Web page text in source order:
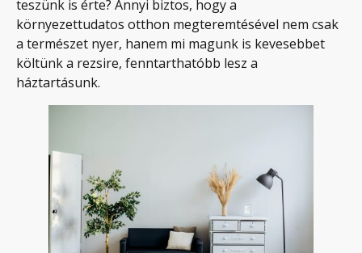
teszünk is érte? Annyi biztos, hogy a
környezettudatos otthon megteremtésével nem csak
a természet nyer, hanem mi magunk is kevesebbet
költünk a rezsire, fenntarthatóbb lesz a
háztartásunk.